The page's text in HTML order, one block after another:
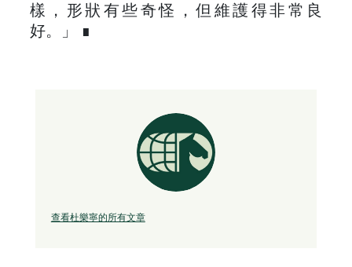
樣，形狀有些奇怪，但維護得非常良
好。」 ∎
查看杜樂寧的所有文章